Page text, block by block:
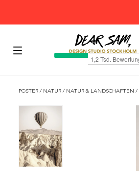
POSTER / NATUR / NATUR & LANDSCHAFTEN /